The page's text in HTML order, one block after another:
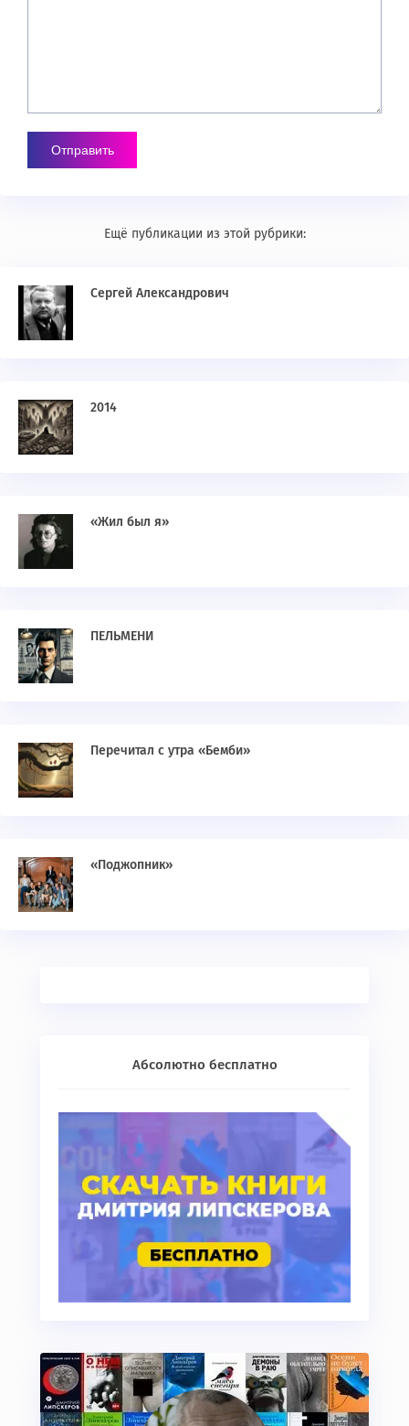
Ещё публикации из этой рубрики:
Сергей Александрович
2014
«Жил был я»
ПЕЛЬМЕНИ
Перечитал с утра «Бемби»
«Поджопник»
Абсолютно бесплатно